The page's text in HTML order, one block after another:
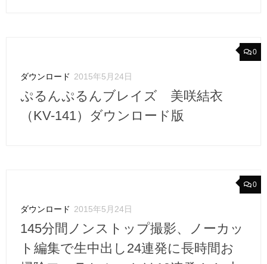
0
ダウンロード 2015年5月24日
ぷるんぷるんブレイズ 美咲結衣
（KV-141）ダウンロード版
0
ダウンロード 2015年5月24日
145分間ノンストップ撮影、ノーカッ
ト編集で生中出し24連発に長時間お